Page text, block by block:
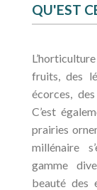
QU'EST
fruits, des
écorces,
C’est
prairies
millénaire
gamme
beauté des